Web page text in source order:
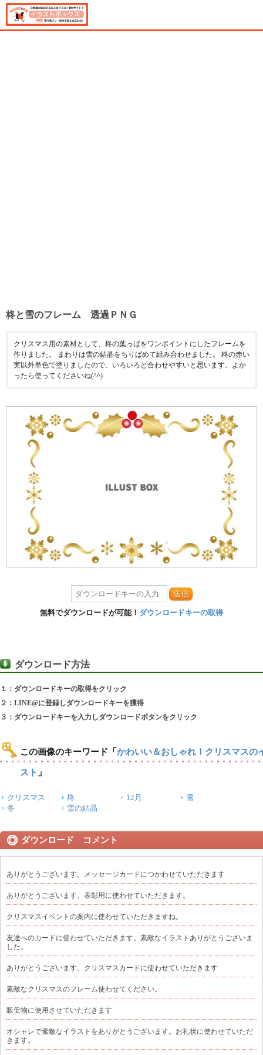
柊と雪のフレーム 透過ＰＮＧ
クリスマス用の素材として、柊の葉っぱをワンポイントにしたフレームを
作りました。 まわりは雪の結晶をちりばめて組み合わせました。 柊の赤い
実以外単色で塗りましたので、いろいろと合わせやすいと思います。よか
ったら使ってくださいね(^^)
送信
無料でダウンロードが可能！ ダウンロードキーの取得
ダウンロード方法
１：ダウンロードキーの取得をクリック
２：LINE@に登録しダウンロードキーを獲得
３：ダウンロードキーを入力しダウンロードボタンをクリック
この画像のキーワード 「 かわいい＆おしゃれ！クリスマスの
スト 」
クリスマス 柊 12月
雪
冬
雪の結晶
ダウンロード コメント
ありがとうございます。メッセージカードにつかわせていただきます
ありがとうございます。表彰用に使わせていただきます。
クリスマスイベントの案内に使わせていただきますね。
友達へのカードに使わせていただきます。素敵なイラストありがとうございま
した。
ありがとうございます。クリスマスカードに使わせていただきます
素敵なクリスマスのフレーム使わせてください。
販促物に使用させていただきます
オシャレで素敵なイラストをありがとうございます。お礼状に使わせていただ
きます。